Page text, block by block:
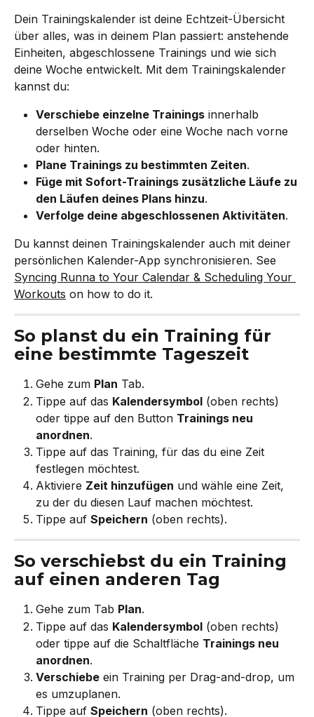
Dein Trainingskalender ist deine Echtzeit-Übersicht
über alles, was in deinem Plan passiert: anstehende
Einheiten, abgeschlossene Trainings und wie sich
deine Woche entwickelt. Mit dem Trainingskalender
kannst du:
Verschiebe einzelne Trainings innerhalb
derselben Woche oder eine Woche nach vorne
oder hinten.
Plane Trainings zu bestimmten Zeiten.
Füge mit Sofort-Trainings zusätzliche Läufe zu
den Läufen deines Plans hinzu.
Verfolge deine abgeschlossenen Aktivitäten.
Du kannst deinen Trainingskalender auch mit deiner
persönlichen Kalender-App synchronisieren. See
Syncing Runna to Your Calendar & Scheduling Your
Workouts on how to do it.
So planst du ein Training für
eine bestimmte Tageszeit
Gehe zum Plan Tab.
Tippe auf das Kalendersymbol (oben rechts)
oder tippe auf den Button Trainings neu
anordnen.
Tippe auf das Training, für das du eine Zeit
festlegen möchtest.
Aktiviere Zeit hinzufügen und wähle eine Zeit,
zu der du diesen Lauf machen möchtest.
Tippe auf Speichern (oben rechts).
So verschiebst du ein Training
auf einen anderen Tag
Gehe zum Tab Plan.
Tippe auf das Kalendersymbol (oben rechts)
oder tippe auf die Schaltfläche Trainings neu
anordnen.
Verschiebe ein Training per Drag-and-drop, um
es umzuplanen.
Tippe auf Speichern (oben rechts).